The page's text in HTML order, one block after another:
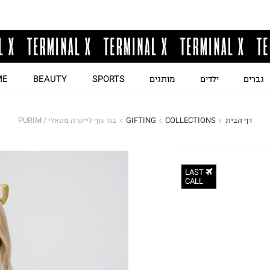
גברים ילדים מותגים SPORTS
BEAUTY
דף הבית COLLECTIONS
GIFTING בגד גוף לייקרה מטאלי / PURIM
LAST
CALL